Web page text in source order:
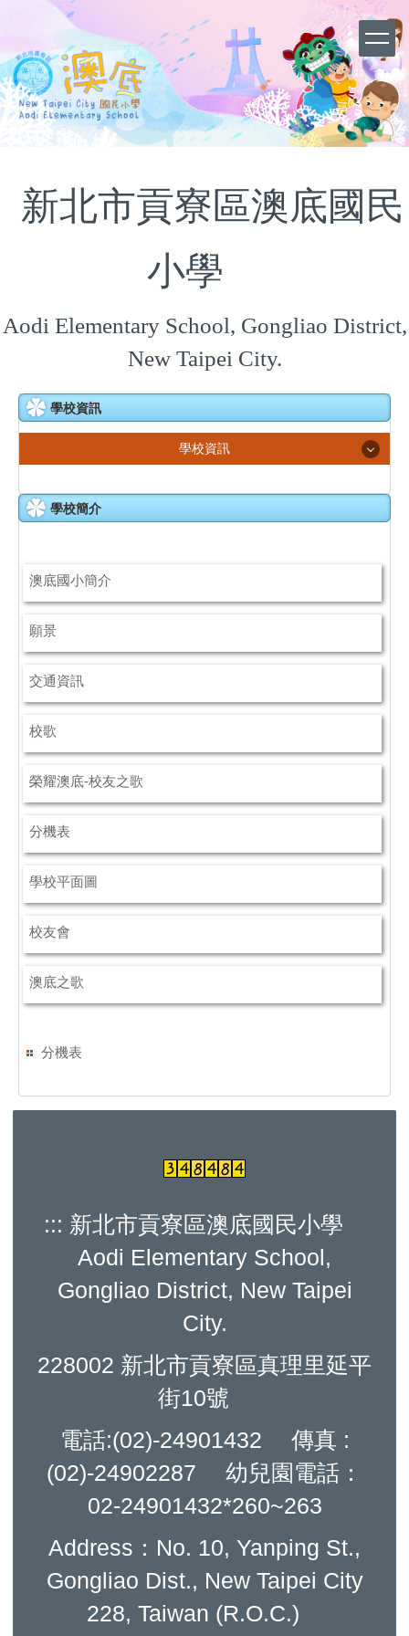
主
要
內
容
新北市貢寮區澳底國民
小學
Aodi Elementary School, Gongliao District,
New Taipei City.
學校資訊
學校資訊
行政團隊
最新消息
招生入學
各處室常用表單
網路資源
學校場地租借辦法
學校簡介
澳底國小簡介
願景
交通資訊
校歌
榮耀澳底-校友之歌
分機表
學校平面圖
校友會
澳底之歌
分機表
::: 新北市貢寮區澳底國民小學
Aodi Elementary School,
Gongliao District, New Taipei
City.
228002 新北市貢寮區真理里延平
街10號
電話:(02)-24901432 傳真 :
(02)-24902287 幼兒園電話：
02-24901432*260~263
Address：No. 10, Yanping St.,
Gongliao Dist., New Taipei City
228, Taiwan (R.O.C.)